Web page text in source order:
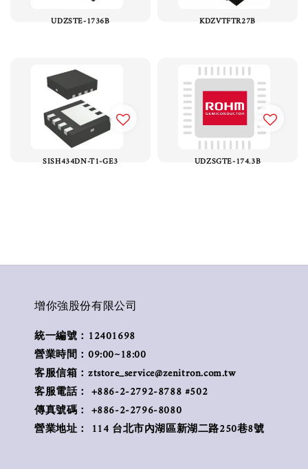
UDZSTE-1736B KDZVTFTR27B
SISH434DN-T1-GE3 UDZSGTE-174.3B
增你強股份有限公司
統一編號：12401698
營業時間：09:00~18:00
客服信箱：ztstore_service@zenitron.com.tw
客服電話： +886-2-2792-8788 #502
傳真號碼： +886-2-2796-8080
營業地址： 114 台北市內湖區新湖二路250巷8號